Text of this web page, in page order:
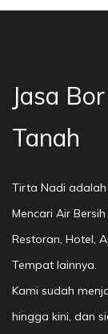
Jasa
Tanah
Tirta Nadi
Mencari Air
Restoran, Hotel,
Tempat lainnya.
Kami sudah
hingga kini, dan